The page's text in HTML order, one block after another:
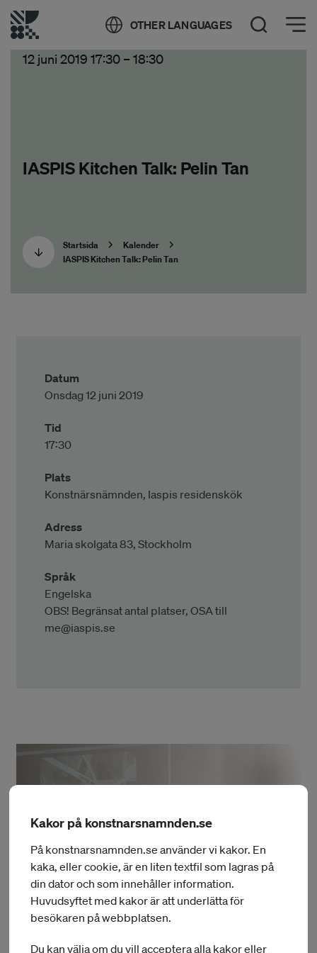
OTHER LANGUAGES Öppna sök
Öppna meny
12 juni 2019 17:30– 18:30
IASPIS Kitchen Talk: Pelin Tan
Startsida
Kalender
IASPIS Kitchen Talk: Pelin Tan
Datum
Onsdag 12 juni 2019
Tid
17:30
Plats
Konstnärsnämnden, Iaspis residenskök
Adress
Maria skolgata 83, Stockholm
Språk
Engelska
OBS! Begränsat antal platser, OSA till
me@iaspis.se
Kakor på konstnarsnamnden.se
På konstnarsnamnden.se använder vi kakor. En
kaka, eller cookie, är en liten textfil som lagras på
din dator och som innehåller information.
Huvudsyftet med kakor är att underlätta för
besökaren på webbplatsen.
Du kan välja om du vill acceptera alla kakor eller